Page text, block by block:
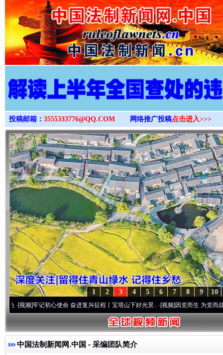
>
投稿邮箱： 3555333776@QQ.COM 网络推广投稿点击进入>>>
10
9
8
7
6
5
4
3
2
1
牢记初心使命 奋进复兴征程丨宝塔山下好光景..·[视频]因党而生 为党而战——百年“
中国法制新闻网.中国 - 采编团队简介